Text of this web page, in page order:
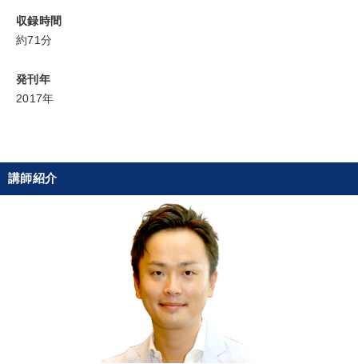
タグ・キーワード
サービス
プレゼン
株式投資 通販
運勢・先見 営業
※「更新」を押すと「タグ・キーワード」を更新いただけます。
収録時間
約71分
発刊年
2017年
講師紹介